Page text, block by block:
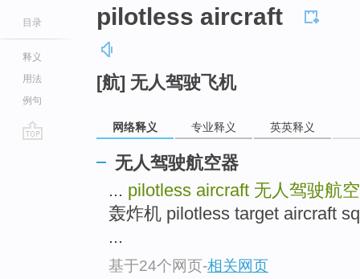
目录
释义
用法
例句
pilotless aircraft
[航] 无人驾驶飞机
网络释义 专业释义 英英释义
无人驾驶航空器
... pilotless aircraft 无人驾驶航
轰炸机 pilotless target aircraft
...
基于24个网页-相关网页